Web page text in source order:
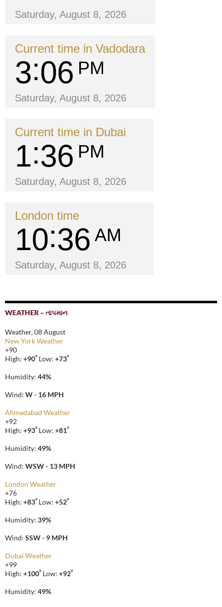
Saturday, August 8, 2026
Current time in Vadodara
3 06 PM
Saturday, August 8, 2026
Current time in Dubai
1 36 PM
Saturday, August 8, 2026
London time
10 36 AM
Saturday, August 8, 2026
WEATHER – તાપમાન
Weather, 08 August
New York Weather
+90
High: +90° Low: +73°
Humidity: 44%
Wind: W - 16 MPH
Ahmedabad Weather
+92
High: +93° Low: +81°
Humidity: 49%
Wind: WSW - 13 MPH
London Weather
+76
High: +83° Low: +52°
Humidity: 39%
Wind: SSW - 9 MPH
Dubai Weather
+99
High: +100° Low: +92°
Humidity: 49%